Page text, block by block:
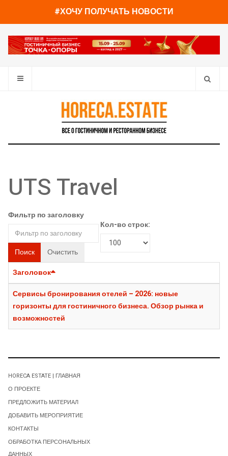
#ХОЧУ ПОЛУЧАТЬ НОВОСТИ
UTS Travel
Фильтр по заголовку
Поиск Очистить
Кол-во строк:
Заголовок
Сервисы бронирования отелей – 2026: новые
горизонты для гостиничного бизнеса. Обзор рынка и
возможностей
HORECA ESTATE | ГЛАВНАЯ
О ПРОЕКТЕ
ПРЕДЛОЖИТЬ МАТЕРИАЛ
ДОБАВИТЬ МЕРОПРИЯТИЕ
КОНТАКТЫ
ОБРАБОТКА ПЕРСОНАЛЬНЫХ
ДАННЫХ